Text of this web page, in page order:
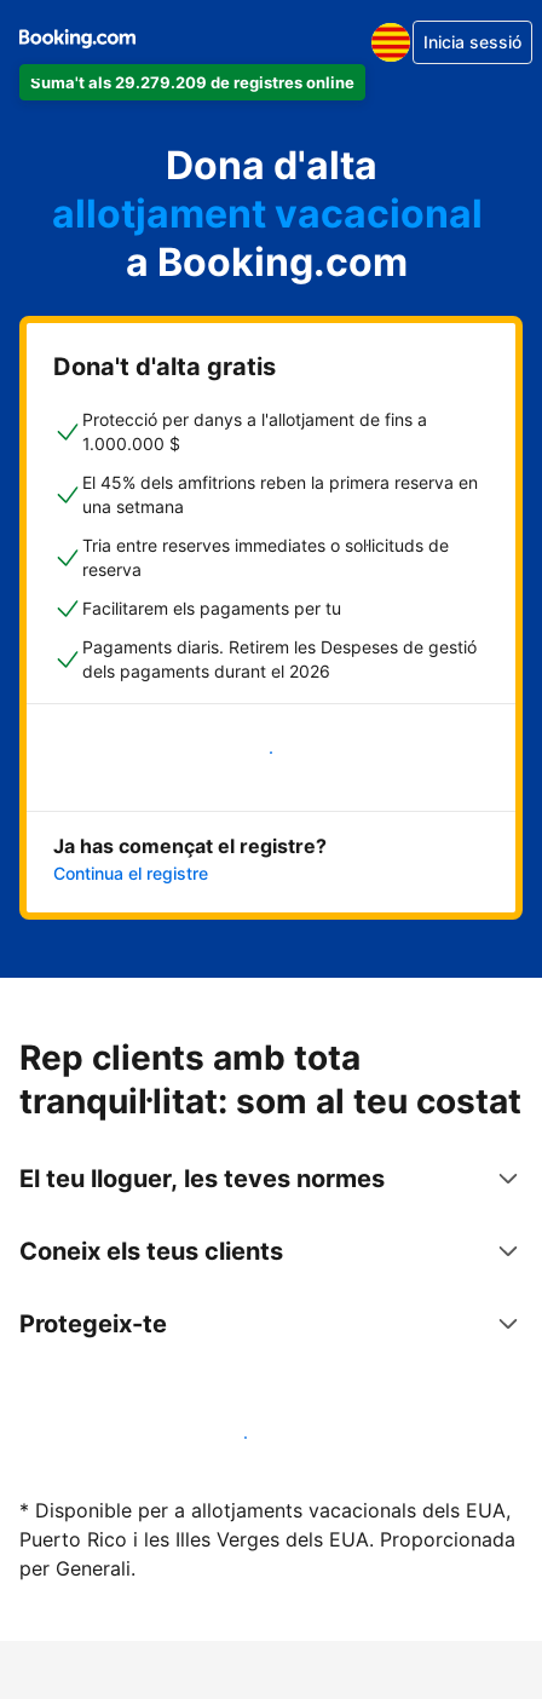
Suma't als 29.279.209 de registres online
Inicia sessió
Dona d'alta
un apartament
un hotel
allotjament vacacional
un hostal
una casa rural
a Booking.com
Dona't d'alta gratis
Protecció per danys a l'allotjament de fins a
1.000.000 $
El 45% dels amfitrions reben la primera reserva en
una setmana
Tria entre reserves immediates o sol·licituds de
reserva
Facilitarem els pagaments per tu
Pagaments diaris. Retirem les Despeses de gestió
dels pagaments durant el 2026
Comença ara
Ja has començat el registre?
Continua el registre
Rep clients amb tota
tranquil·litat: som al teu costat
El teu lloguer, les teves normes
Coneix els teus clients
Protegeix-te
Lloga l'allotjament amb nosaltres avui mateix
* Disponible per a allotjaments vacacionals dels EUA,
Puerto Rico i les Illes Verges dels EUA. Proporcionada
per Generali.